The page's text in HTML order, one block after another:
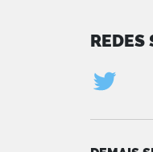
REDES